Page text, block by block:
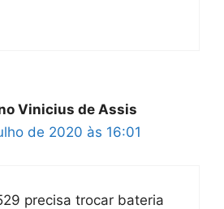
Vinicius de Assis
de 2020 às 16:01
precisa trocar bateria